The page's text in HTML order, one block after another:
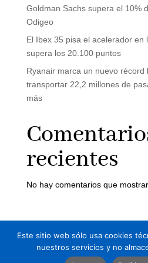
Goldman Sachs supera el 10%
Odigeo
El Ibex 35 pisa el acelerador en
supera los 20.100 puntos
Ryanair marca un nuevo récord
transportar 22,2 millones de
más
recientes
No hay comentarios que mostrar.
Aviso legal
Política
Información sobre
Este sitio web sólo usa cookies
nuestros servicios y no